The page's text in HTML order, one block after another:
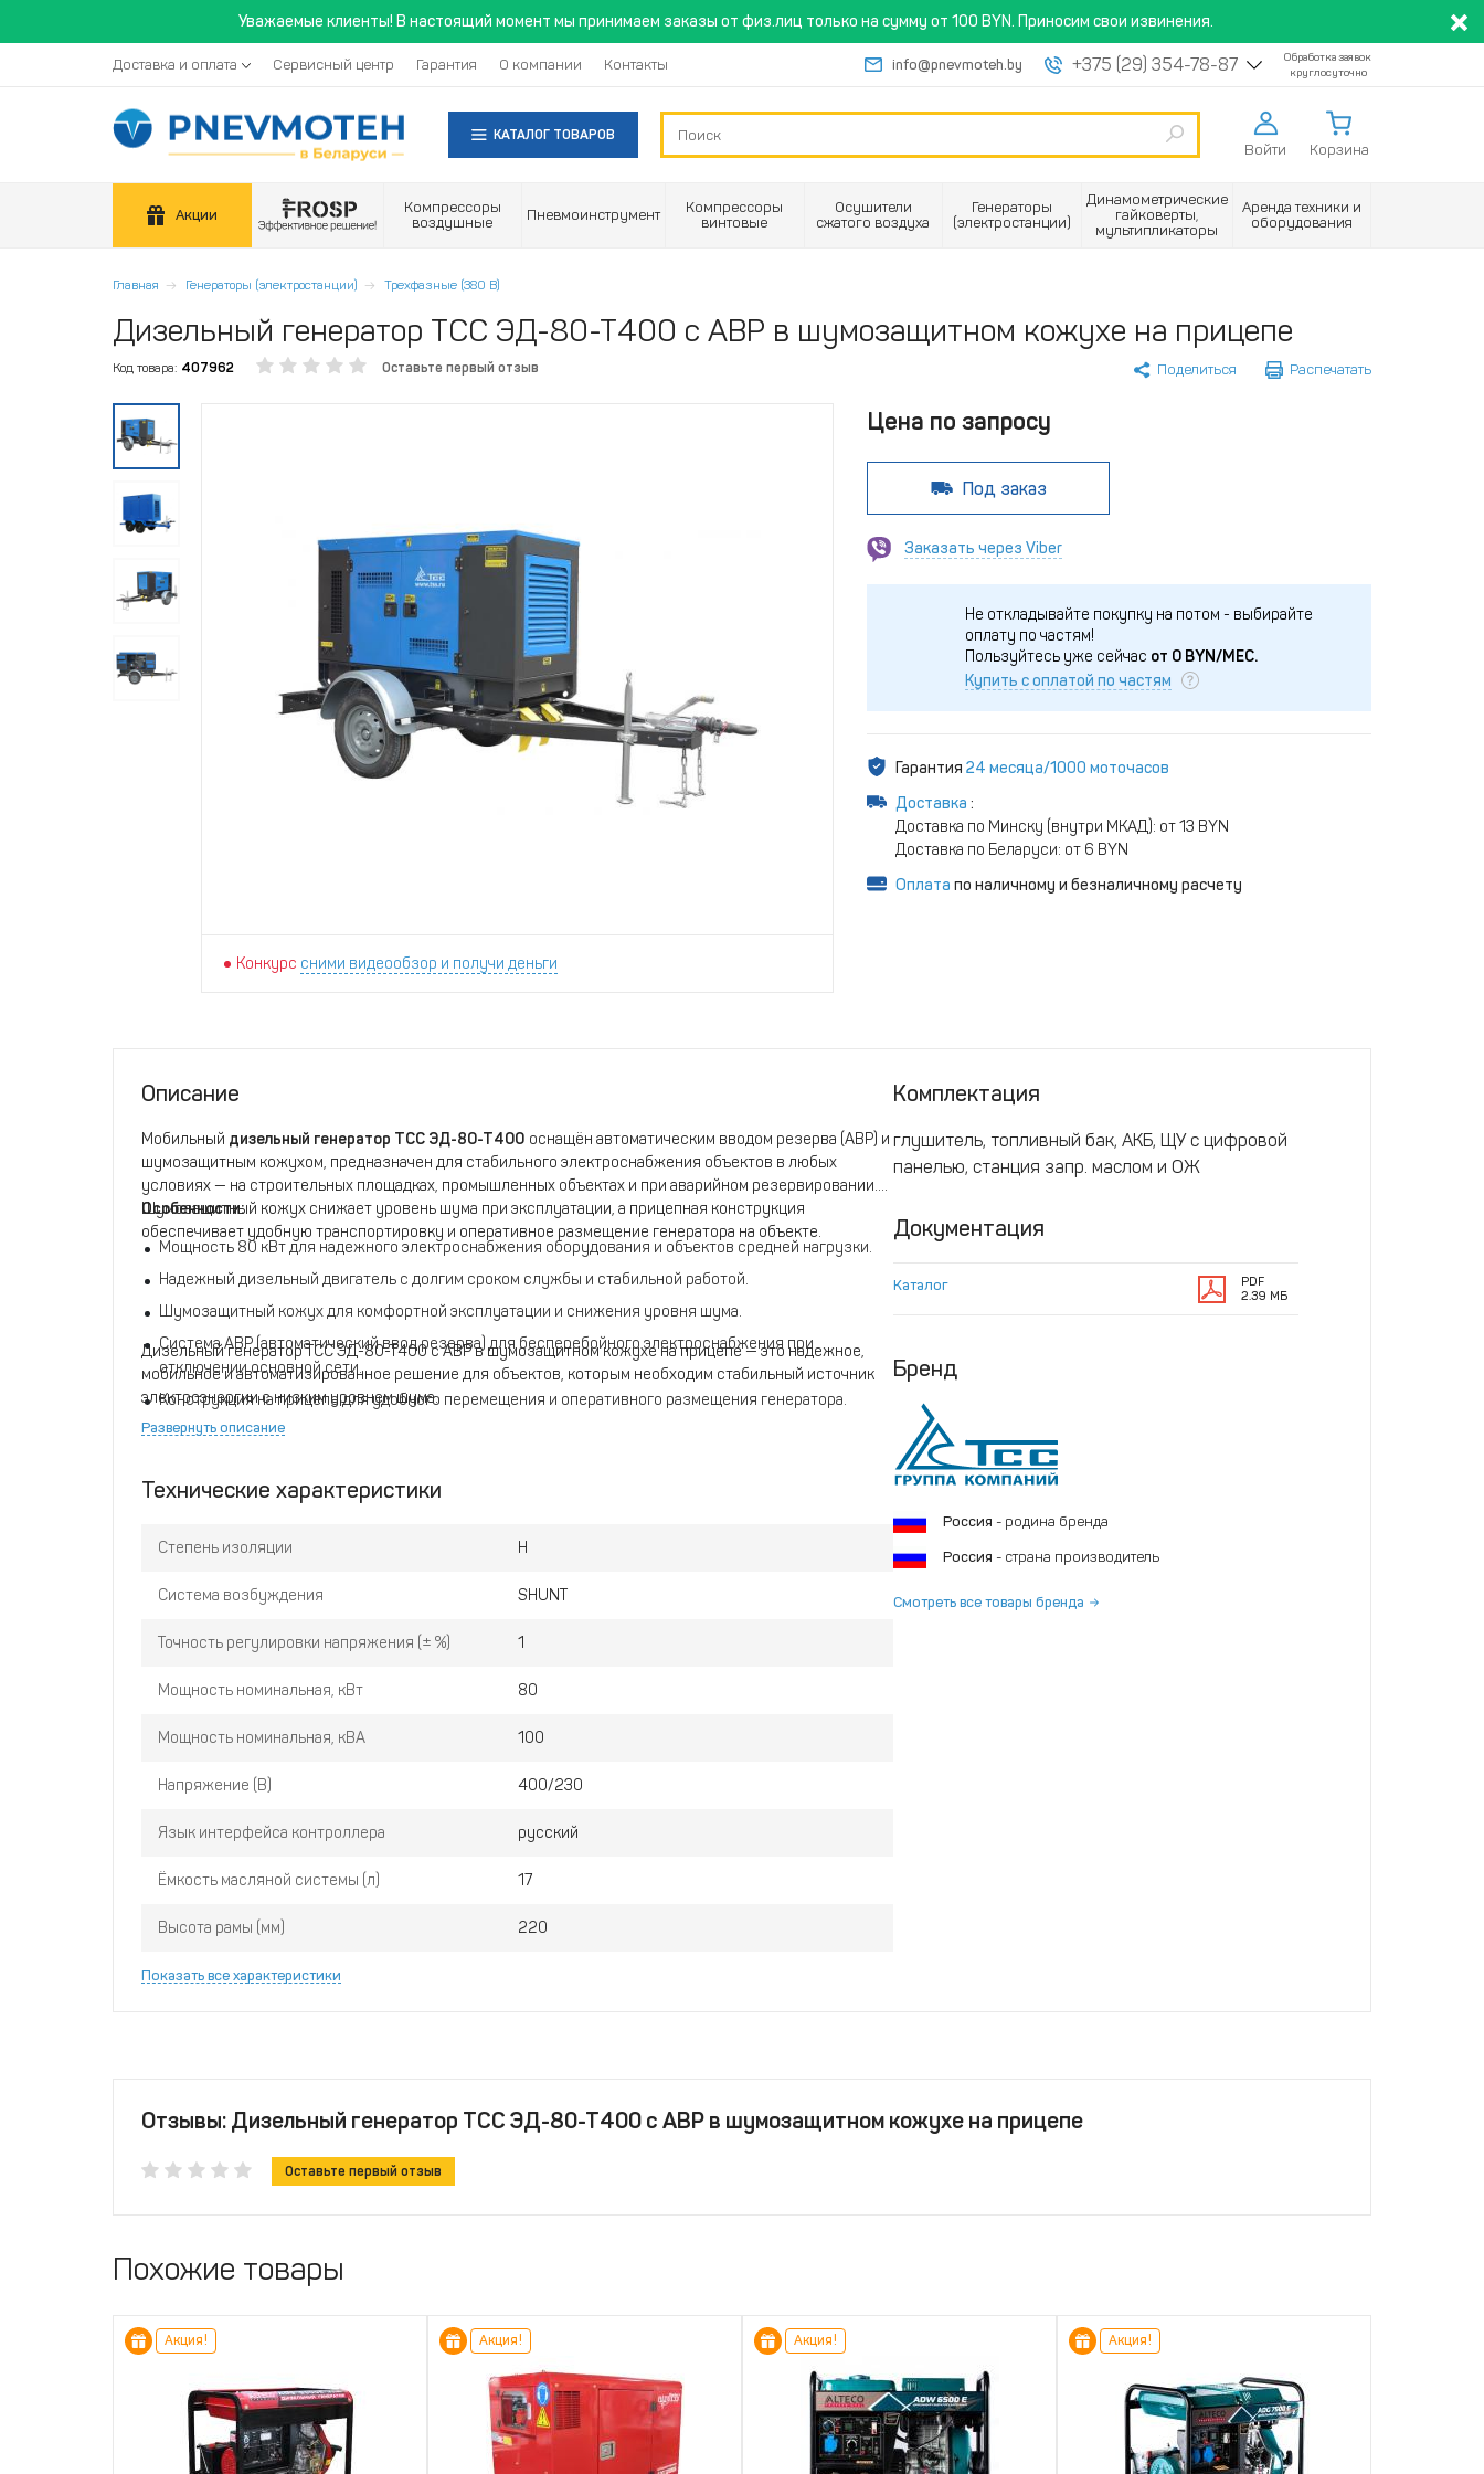
Уважаемые клиенты! В настоящий момент мы принимаем заказы от физ.лиц только на сумму от 100 BYN. Приносим свои извинения.
Доставка и оплата Сервисный центр Гарантия О компании Контакты info@pnevmoteh.by +375 (29) 354-78-87
Обработка заявок
круглосуточно
КАТАЛОГ ТОВАРОВ
Войти Корзина
Акции
Компрессоры
воздушные
Пневмоинструмент
Компрессоры
винтовые
Осушители
сжатого воздуха
Генераторы
(электростанции)
Динамометрические
гайковерты,
мультипликаторы
Аренда техники и
оборудования
Главная Генераторы (электростанции) Трехфазные (380 В)
Дизельный генератор ТСС ЭД-80-Т400 с АВР в шумозащитном кожухе на прицепе
Код товара: 407962 Оставьте первый отзыв Поделиться Распечатать
Конкурс сними видеообзор и получи деньги
Цена по запросу
Под заказ
Заказать через Viber
Не откладывайте покупку на потом - выбирайте
оплату по частям!
Пользуйтесь уже сейчас от 0BYN/МЕС.
Купить с оплатой по частям
Гарантия 24 месяца/1000 моточасов
Доставка :
Доставка по Минску (внутри МКАД): от 13 BYN
Доставка по Беларуси: от 6 BYN
Оплата по наличному и безналичному расчету
Описание
Мобильный дизельный генератор ТСС ЭД-80-Т400 оснащён автоматическим вводом резерва (АВР) и
шумозащитным кожухом, предназначен для стабильного электроснабжения объектов в любых
условиях — на строительных площадках, промышленных объектах и при аварийном резервировании.
Шумозащитный кожух снижает уровень шума при эксплуатации, а прицепная конструкция
обеспечивает удобную транспортировку и оперативное размещение генератора на объекте.
Особенности:
Мощность 80 кВт для надежного электроснабжения оборудования и объектов средней нагрузки.
Надежный дизельный двигатель с долгим сроком службы и стабильной работой.
Шумозащитный кожух для комфортной эксплуатации и снижения уровня шума.
Система АВР (автоматический ввод резерва) для бесперебойного электроснабжения при
отключении основной сети.
Конструкция на прицепе для удобного перемещения и оперативного размещения генератора.
Система контроля и защиты, обеспечивающая безопасную эксплуатацию и предотвращение
Дизельный генератор ТСС ЭД-80-Т400 с АВР в шумозащитном кожухе на прицепе — это надежное,
мобильное и автоматизированное решение для объектов, которым необходим стабильный источник
электроэнергии с низким уровнем шума.
Развернуть описание
Технические характеристики
Степень изоляции H
Система возбуждения SHUNT
Точность регулировки напряжения (± %) 1
Мощность номинальная, кВт 80
Мощность номинальная, кВА 100
Напряжение (В) 400/230
Язык интерфейса контроллера русский
Ёмкость масляной системы (л) 17
Высота рамы (мм) 220
Показать все характеристики
Комплектация
глушитель, топливный бак, АКБ, ЩУ с цифровой
панелью, станция запр. маслом и ОЖ
Документация
Каталог
PDF
2.39 МБ
Бренд
Россия - родина бренда
Россия - страна производитель
Смотреть все товары бренда
Отзывы: Дизельный генератор ТСС ЭД-80-Т400 с АВР в шумозащитном кожухе на прицепе
Оставьте первый отзыв
Похожие товары
Акция! Акция! Акция! Акция!